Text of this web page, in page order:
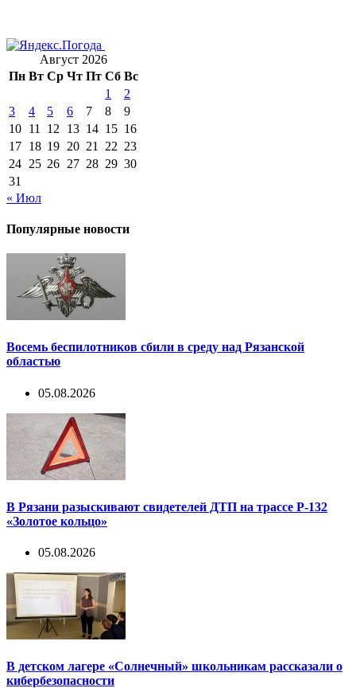
Август 2026
Пн Вт Ср Чт Пт Сб Вс
1
2
3
4 5 6 7 8
9
10 11 12 13 14 15 16
17 18 19 20 21 22 23
24 25 26 27 28 29 30
31
« Июл
Популярные новости
Восемь беспилотников сбили в среду над Рязанской
областью
05.08.2026
В Рязани разыскивают свидетелей ДТП на трассе Р-132
«Золотое кольцо»
05.08.2026
В детском лагере «Солнечный» школьникам рассказали о
кибербезопасности